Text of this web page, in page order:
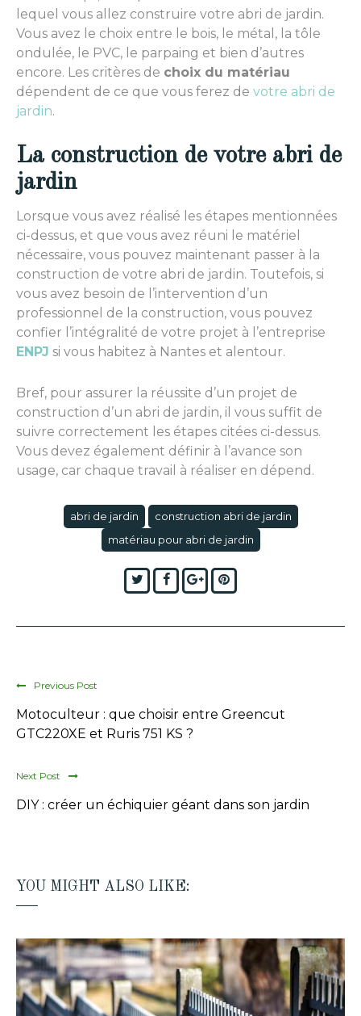
lequel vous allez construire votre abri de jardin.
Vous avez le choix entre le bois, le métal, la tôle
ondulée, le PVC, le parpaing et bien d’autres
encore. Les critères de choix du matériau
dépendent de ce que vous ferez de votre abri de
jardin.
La construction de votre abri de
jardin
Lorsque vous avez réalisé les étapes mentionnées
ci-dessus, et que vous avez réuni le matériel
nécessaire, vous pouvez maintenant passer à la
construction de votre abri de jardin. Toutefois, si
vous avez besoin de l’intervention d’un
professionnel de la construction, vous pouvez
confier l’intégralité de votre projet à l’entreprise
ENPJ si vous habitez à Nantes et alentour.
Bref, pour assurer la réussite d’un projet de
construction d’un abri de jardin, il vous suffit de
suivre correctement les étapes citées ci-dessus.
Vous devez également définir à l’avance son
usage, car chaque travail à réaliser en dépend.
abri de jardin
construction abri de jardin
matériau pour abri de jardin
TwitterFacebook
Google+Pinterest
Previous Post
Motoculteur : que choisir entre Greencut
GTC220XE et Ruris 751 KS ?
Next Post
DIY : créer un échiquier géant dans son jardin
YOU MIGHT ALSO LIKE: